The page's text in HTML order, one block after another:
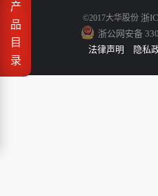
产
品
目
录
©2017大华股份 浙
浙公网安备
法律声明
隐私